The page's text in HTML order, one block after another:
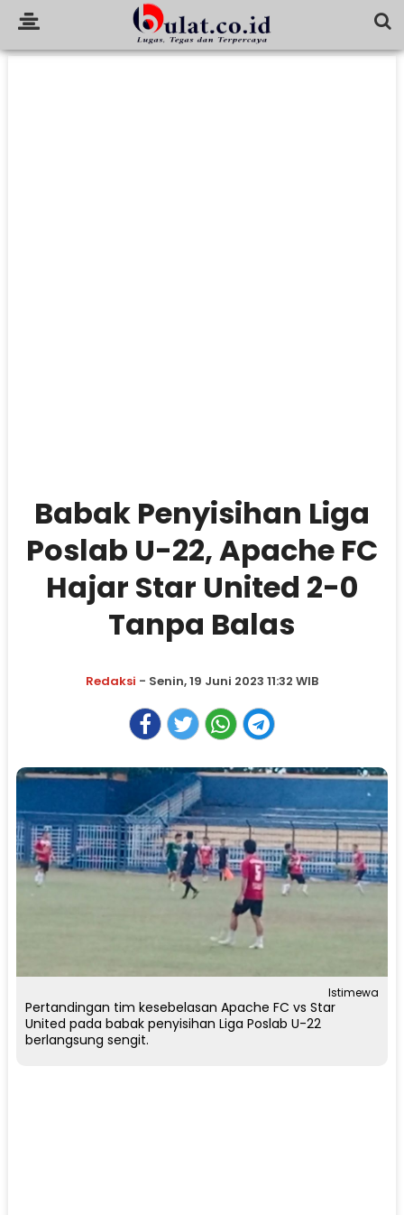
Babak Penyisihan Liga
Poslab U-22, Apache FC
Hajar Star United 2-0
Tanpa Balas
Redaksi - Senin, 19 Juni 2023 11:32 WIB
Istimewa
Pertandingan tim kesebelasan Apache FC vs Star
United pada babak penyisihan Liga Poslab U-22
berlangsung sengit.